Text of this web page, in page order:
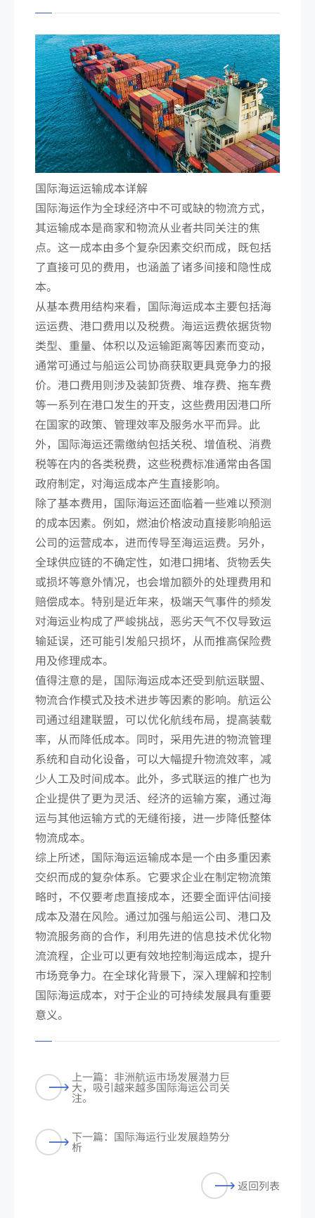
国际海运运输成本详解
国际海运作为全球经济中不可或缺的物流方式，
其运输成本是商家和物流从业者共同关注的焦
点。这一成本由多个复杂因素交织而成，既包括
了直接可见的费用，也涵盖了诸多间接和隐性成
本。
从基本费用结构来看，国际海运成本主要包括海
运运费、港口费用以及税费。海运运费依据货物
类型、重量、体积以及运输距离等因素而变动，
通常可通过与船运公司协商获取更具竞争力的报
价。港口费用则涉及装卸货费、堆存费、拖车费
等一系列在港口发生的开支，这些费用因港口所
在国家的政策、管理效率及服务水平而异。此
外，国际海运还需缴纳包括关税、增值税、消费
税等在内的各类税费，这些税费标准通常由各国
政府制定，对海运成本产生直接影响。
除了基本费用，国际海运还面临着一些难以预测
的成本因素。例如，燃油价格波动直接影响船运
公司的运营成本，进而传导至海运运费。另外，
全球供应链的不确定性，如港口拥堵、货物丢失
或损坏等意外情况，也会增加额外的处理费用和
赔偿成本。特别是近年来，极端天气事件的频发
对海运业构成了严峻挑战，恶劣天气不仅导致运
输延误，还可能引发船只损坏，从而推高保险费
用及修理成本。
值得注意的是，国际海运成本还受到航运联盟、
物流合作模式及技术进步等因素的影响。航运公
司通过组建联盟，可以优化航线布局，提高装载
率，从而降低成本。同时，采用先进的物流管理
系统和自动化设备，可以大幅提升物流效率，减
少人工及时间成本。此外，多式联运的推广也为
企业提供了更为灵活、经济的运输方案，通过海
运与其他运输方式的无缝衔接，进一步降低整体
物流成本。
综上所述，国际海运运输成本是一个由多重因素
交织而成的复杂体系。它要求企业在制定物流策
略时，不仅要考虑直接成本，还要全面评估间接
成本及潜在风险。通过加强与船运公司、港口及
物流服务商的合作，利用先进的信息技术优化物
流流程，企业可以更有效地控制海运成本，提升
市场竞争力。在全球化背景下，深入理解和控制
国际海运成本，对于企业的可持续发展具有重要
意义。
上一篇：非洲航运市场发展潜力巨
大，吸引越来越多国际海运公司关
注。
下一篇：国际海运行业发展趋势分
析
返回列表